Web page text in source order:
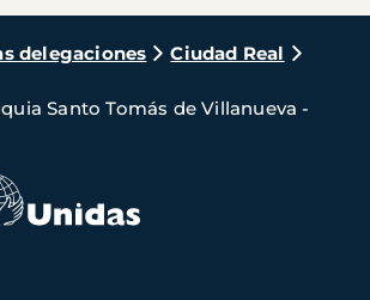
delegaciones
Ciudad Real
Santo Tomás de Villanueva -